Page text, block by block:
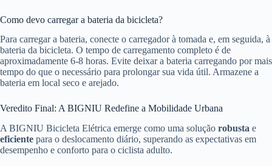
Como devo carregar a bateria da bicicleta?
Para carregar a bateria, conecte o carregador à tomada e, em seguida, à
bateria da bicicleta. O tempo de carregamento completo é de
aproximadamente 6-8 horas. Evite deixar a bateria carregando por mais
tempo do que o necessário para prolongar sua vida útil. Armazene a
bateria em local seco e arejado.
Veredito Final: A BIGNIU Redefine a Mobilidade Urbana
A BIGNIU Bicicleta Elétrica emerge como uma solução robusta e
eficiente para o deslocamento diário, superando as expectativas em
desempenho e conforto para o ciclista adulto.